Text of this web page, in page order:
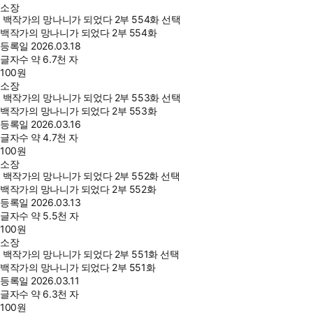
소장
백작가의 망나니가 되었다 2부 554화 선택
백작가의 망나니가 되었다 2부 554화
등록일 2026.03.18
글자수 약 6.7천 자
100원
소장
백작가의 망나니가 되었다 2부 553화 선택
백작가의 망나니가 되었다 2부 553화
등록일 2026.03.16
글자수 약 4.7천 자
100원
소장
백작가의 망나니가 되었다 2부 552화 선택
백작가의 망나니가 되었다 2부 552화
등록일 2026.03.13
글자수 약 5.5천 자
100원
소장
백작가의 망나니가 되었다 2부 551화 선택
백작가의 망나니가 되었다 2부 551화
등록일 2026.03.11
글자수 약 6.3천 자
100원